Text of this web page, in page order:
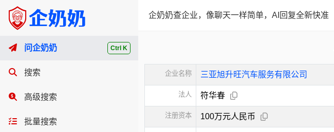
Ctrl K
问企奶奶
搜索
高级搜索
批量搜索
企奶奶查企业，像聊天一样简单，AI回复全新快准
企业名称 三亚旭升旺汽车服务有限公司
法人 符华春
注册资本 100万元人民币